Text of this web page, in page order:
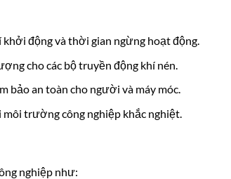
khởi động và thời gian ngừng hoạt động.
cho các bộ truyền động khí nén.
bảo an toàn cho người và máy móc.
trường công nghiệp khắc nghiệt.
nghiệp như: